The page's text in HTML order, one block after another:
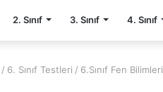
2. Sınıf 3. Sınıf 4. Sınıf
/ 6. Sınıf Testleri / 6.Sınıf Fen Bilimleri